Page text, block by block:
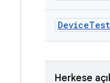
DeviceTest
Herkese